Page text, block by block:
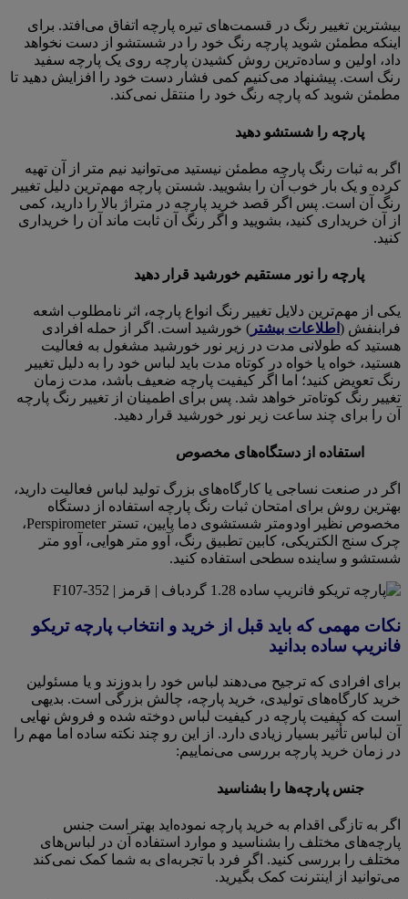
بیشترین تغییر رنگ در قسمت‌های تیره پارچه اتفاق می‌افتد. برای
اینکه مطمئن شوید پارچه رنگ خود را در شستشو از دست نخواهد
داد، اولین و ساده‌ترین روش کشیدن پارچه روی یک پارچه سفید
رنگ است. پیشنهاد می‌کنیم کمی فشار دست خود را افزایش دهید تا
مطمئن شوید که پارچه رنگ خود را منتقل نمی‌کند.
پارچه را شستشو دهید
اگر به ثبات رنگ پارچه مطمئن نیستید می‌توانید نیم متر از آن تهیه
کرده و یک بار خوب آن را بشویید. شستن پارچه مهم‌ترین دلیل تغییر
رنگ آن است. پس اگر قصد خرید پارچه در متراژ بالا را دارید، کمی
از آن خریداری کنید، بشویید و اگر رنگ آن ثابت ماند آن را خریداری
کنید.
پارچه را نور مستقیم خورشید قرار دهید
یکی از مهم‌ترین دلایل تغییر رنگ انواع پارچه، اثر نامطلوب اشعه
فرابنفش ( اطلاعات بیشتر ) خورشید است. اگر از حمله افرادی
هستید که طولانی مدت در زیر نور خورشید مشغول به فعالیت
هستید، خواه یا خواه در کوتاه مدت باید لباس خود را به دلیل تغییر
رنگ تعویض کنید؛ اما اگر کیفیت پارچه ضعیف باشد، مدت زمان
تغییر رنگ کوتاه‌تر خواهد شد. پس برای اطمینان از تغییر رنگ پارچه
آن را برای چند ساعت زیر نور خورشید قرار دهید.
استفاده از دستگاه‌های مخصوص
اگر در صنعت نساجی یا کارگاه‌های بزرگ تولید لباس فعالیت دارید،
بهترین روش برای امتحان ثبات رنگ پارچه استفاده از دستگاه
مخصوص نظیر اودومتر شستشوی دما پایین، تستر Perspirometer،
چرک سنج الکتریکی، کابین تطبیق رنگ، آوو متر هوایی، آوو متر
شستشو و ساینده سطحی استفاده کنید.
نکات مهمی که باید قبل از خرید و انتخاب پارچه تریکو
فانریپ ساده بدانید
برای افرادی که ترجیح می‌دهند لباس خود را بدوزند و یا مسئولین
خرید کارگاه‌های تولیدی، خرید پارچه، چالش بزرگی است. بدیهی
است که کیفیت پارچه در کیفیت لباس دوخته شده و فروش نهایی
آن لباس تأثیر بسیار زیادی دارد. از این رو چند نکته ساده اما مهم را
در زمان خرید پارچه بررسی می‌نماییم:
جنس پارچه‌ها را بشناسید
اگر به تازگی اقدام به خرید پارچه نموده‌اید بهتر است جنس
پارچه‌های مختلف را بشناسید و موارد استفاده آن در لباس‌های
مختلف را بررسی کنید. اگر فرد با تجربه‌ای به شما کمک نمی‌کند
می‌توانید از اینترنت کمک بگیرید.